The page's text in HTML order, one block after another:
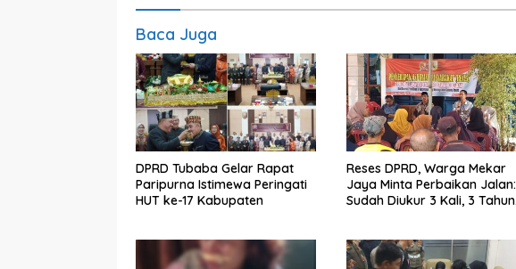
Baca Juga
DPRD Tubaba Gelar Rapat
Paripurna Istimewa Peringati
HUT ke-17 Kabupaten
Reses DPRD, Warga Mekar
Jaya Minta Perbaikan Jalan:
Sudah Diukur 3 Kali, 3 Tahun